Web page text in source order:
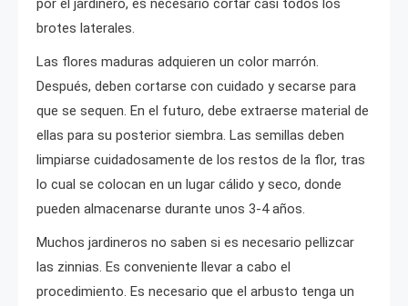
por el jardinero, es necesario cortar casi todos los
brotes laterales.
Las flores maduras adquieren un color marrón.
Después, deben cortarse con cuidado y secarse para
que se sequen. En el futuro, debe extraerse material de
ellas para su posterior siembra. Las semillas deben
limpiarse cuidadosamente de los restos de la flor, tras
lo cual se colocan en un lugar cálido y seco, donde
pueden almacenarse durante unos 3-4 años.
Muchos jardineros no saben si es necesario pellizcar
las zinnias. Es conveniente llevar a cabo el
procedimiento. Es necesario que el arbusto tenga un